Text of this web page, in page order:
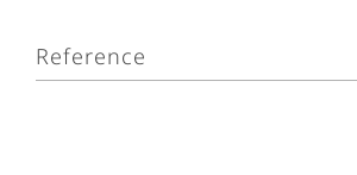
Reference